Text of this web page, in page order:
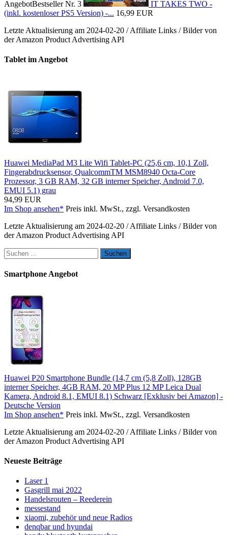
AngebotBestseller Nr. 3
IT TAKES TWO -
(inkl. kostenloser PS5 Version) -... 16,99 EUR
Letzte Aktualisierung am 2024-02-20 / Affiliate Links / Bilder von
der Amazon Product Advertising API
Tablet im Angebot
Huawei MediaPad M3 Lite Wifi Tablet-PC (25,6 cm, 10,1 Zoll,
Fingerabdrucksensor, QualcommTM MSM8940 Octa-Core
Prozessor, 3 GB RAM, 32 GB interner Speicher, Android 7.0,
EMUI 5.1) grau
94,99 EUR
Im Shop ansehen* Preis inkl. MwSt., zzgl. Versandkosten
Letzte Aktualisierung am 2024-02-20 / Affiliate Links / Bilder von
der Amazon Product Advertising API
Suchen
nach:
Smartphone Angebot
Huawei P20 Smartphone Bundle (14,7 cm (5,8 Zoll), 128GB
interner Speicher, 4GB RAM, 20 MP Plus 12 MP Leica Dual
Kamera, Android 8.1, EMUI 8.1) Schwarz [Exklusiv bei Amazon] -
Deutsche Version
Im Shop ansehen* Preis inkl. MwSt., zzgl. Versandkosten
Letzte Aktualisierung am 2024-02-20 / Affiliate Links / Bilder von
der Amazon Product Advertising API
Neueste Beiträge
Laser 1
Gasgrill mai 2022
Handelsrouten – Reederein
messestand
xiaomi, zubehör und neue Radios
denqbar und hyundai